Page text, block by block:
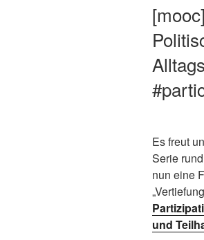
Es freut
Serie
nun eine
und